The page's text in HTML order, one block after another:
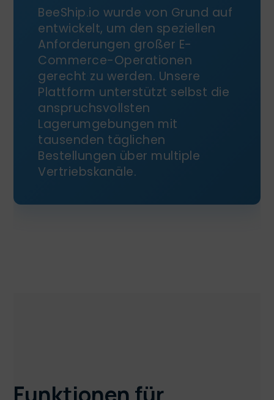
BeeShip.io wurde von Grund auf
entwickelt, um den speziellen
Anforderungen großer E-
Commerce-Operationen
gerecht zu werden. Unsere
Plattform unterstützt selbst die
anspruchsvollsten
Lagerumgebungen mit
tausenden täglichen
Bestellungen über multiple
Vertriebskanäle.